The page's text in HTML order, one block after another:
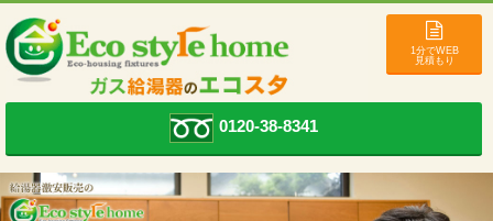
1分でWEB
見積もり
0120-38-8341